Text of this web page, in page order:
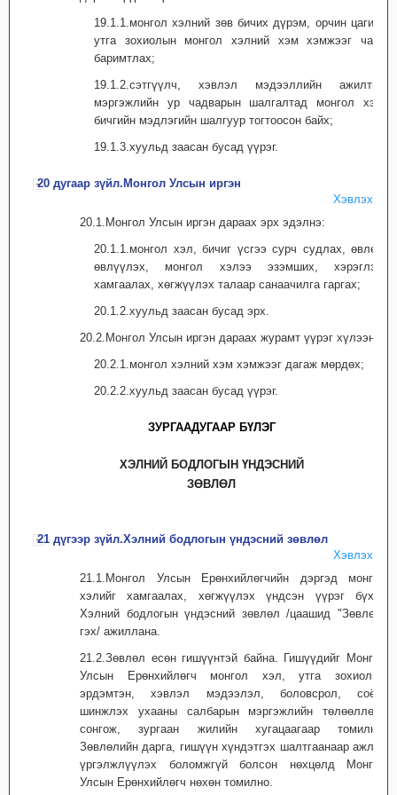
19.1.1.монгол хэлний зөв бичих дүрэм, орчин цагийн
утга зохиолын монгол хэлний хэм хэмжээг чанд
баримтлах;
19.1.2.сэтгүүлч, хэвлэл мэдээллийн ажилтны
мэргэжлийн ур чадварын шалгалтад монгол хэл,
бичгийн мэдлэгийн шалгуур тогтоосон байх;
19.1.3.хуульд заасан бусад үүрэг.
20 дугаар зүйл.Монгол Улсын иргэн
Хэвлэх
20.1.Монгол Улсын иргэн дараах эрх эдэлнэ:
20.1.1.монгол хэл, бичиг үсгээ сурч судлах, өвлөх,
өвлүүлэх, монгол хэлээ эзэмших, хэрэглэх,
хамгаалах, хөгжүүлэх талаар санаачилга гаргах;
20.1.2.хуульд заасан бусад эрх.
20.2.Монгол Улсын иргэн дараах журамт үүрэг хүлээнэ:
20.2.1.монгол хэлний хэм хэмжээг дагаж мөрдөх;
20.2.2.хуульд заасан бусад үүрэг.
ЗУРГААДУГААР БҮЛЭГ
ХЭЛНИЙ БОДЛОГЫН ҮНДЭСНИЙ
ЗӨВЛӨЛ
21 дүгээр зүйл.Хэлний бодлогын үндэсний зөвлөл
Хэвлэх
21.1.Монгол Улсын Ерөнхийлөгчийн дэргэд монгол
хэлийг хамгаалах, хөгжүүлэх үндсэн үүрэг бүхий
Хэлний бодлогын үндэсний зөвлөл /цаашид "Зөвлөл"
гэх/ ажиллана.
21.2.Зөвлөл есөн гишүүнтэй байна. Гишүүдийг Монгол
Улсын Ерөнхийлөгч монгол хэл, утга зохиолын
эрдэмтэн, хэвлэл мэдээлэл, боловсрол, соёл,
шинжлэх ухааны салбарын мэргэжлийн төлөөллөөс
сонгож, зургаан жилийн хугацаагаар томилно.
Зөвлөлийн дарга, гишүүн хүндэтгэх шалтгаанаар ажлаа
үргэлжлүүлэх боломжгүй болсон нөхцөлд Монгол
Улсын Ерөнхийлөгч нөхөн томилно.